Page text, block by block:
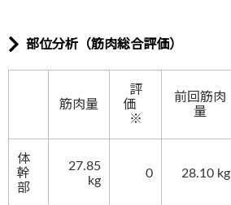
部位分析（筋肉総合評価）
筋肉量
評
価
※
前回筋肉
量
体
幹
部
27.85
kg
0 28.10 kg